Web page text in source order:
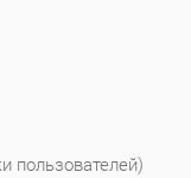
пользователей)